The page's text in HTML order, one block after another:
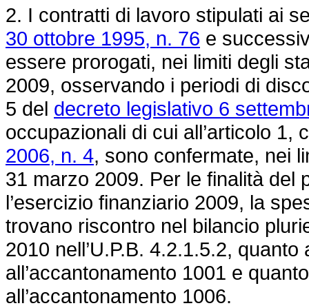
2. I contratti di lavoro stipulati ai
30 ottobre 1995, n. 76 e
essere prorogati, nei limiti degli
2009, osservando i periodi di
5 del decreto legislativo 6
occupazionali di cui all’articolo 1,
2006, n. 4, sono confermate, nei
31 marzo 2009. Per le finalità del
l’esercizio finanziario 2009, la
trovano riscontro nel bilancio
2010 nell’U.P.B. 4.2.1.5.2,
all’accantonamento 1001 e
all’accantonamento 1006.